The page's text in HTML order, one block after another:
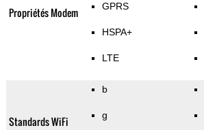
Propriétés Modem GPRS
HSPA+
LTE
Standards WiFi
b
g